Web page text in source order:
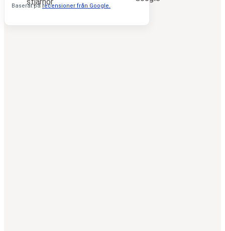
Baserat pårecensioner från Google.